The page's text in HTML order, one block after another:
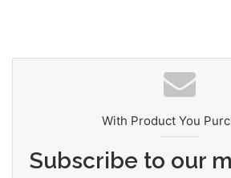
With Product You
Subscribe to our